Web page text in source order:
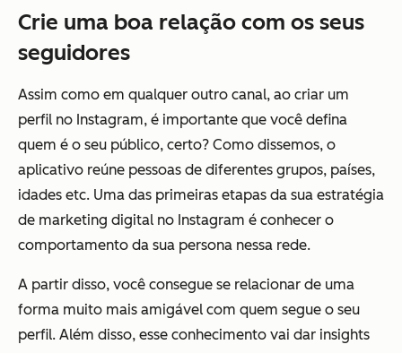
Crie uma boa relação com os seus
seguidores
Assim como em qualquer outro canal, ao criar um
perfil no Instagram, é importante que você defina
quem é o seu público, certo? Como dissemos, o
aplicativo reúne pessoas de diferentes grupos, países,
idades etc. Uma das primeiras etapas da sua estratégia
de marketing digital no Instagram é conhecer o
comportamento da sua persona nessa rede.
A partir disso, você consegue se relacionar de uma
forma muito mais amigável com quem segue o seu
perfil. Além disso, esse conhecimento vai dar insights